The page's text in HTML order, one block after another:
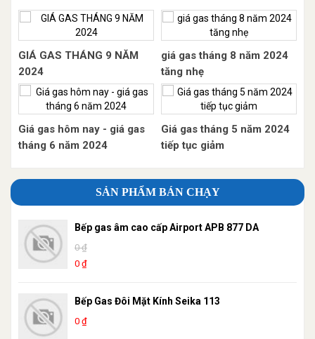
GIÁ GAS THÁNG 9 NĂM
2024
giá gas tháng 8 năm 2024
tăng nhẹ
Giá gas hôm nay - giá gas
tháng 6 năm 2024
Giá gas tháng 5 năm 2024
tiếp tục giảm
SẢN PHẨM BÁN CHẠY
Bếp gas âm cao cấp Airport APB 877 DA
0 ₫
0 ₫
Bếp Gas Đôi Mặt Kính Seika 113
0 ₫